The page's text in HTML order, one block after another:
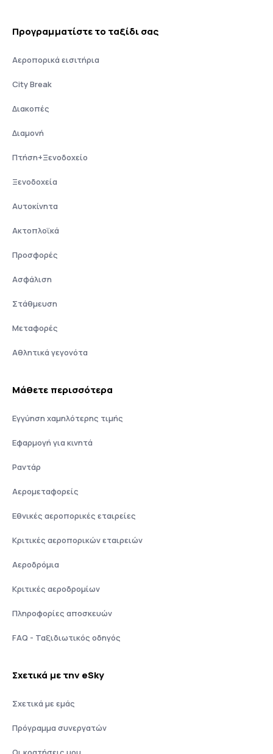
Προγραμματίστε το ταξίδι σας
Αεροπορικά εισιτήρια
City Break
Διακοπές
Διαμονή
Πτήση+Ξενοδοχείο
Ξενοδοχεία
Αυτοκίνητα
Ακτοπλοϊκά
Προσφορές
Ασφάλιση
Στάθμευση
Μεταφορές
Αθλητικά γεγονότα
Μάθετε περισσότερα
Εγγύηση χαμηλότερης τιμής
Εφαρμογή για κινητά
Ραντάρ
Αερομεταφορείς
Εθνικές αεροπορικές εταιρείες
Κριτικές αεροπορικών εταιρειών
Αεροδρόμια
Κριτικές αεροδρομίων
Πληροφορίες αποσκευών
FAQ - Ταξιδιωτικός οδηγός
Σχετικά με την eSky
Σχετικά με εμάς
Πρόγραμμα συνεργατών